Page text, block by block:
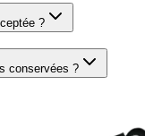
?
conservées ?